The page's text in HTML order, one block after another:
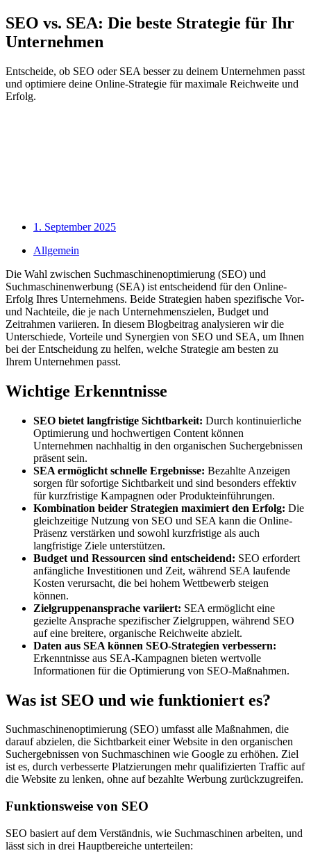
SEO vs. SEA: Die beste Strategie für Ihr
Unternehmen
Entscheide, ob SEO oder SEA besser zu deinem Unternehmen passt
und optimiere deine Online-Strategie für maximale Reichweite und
Erfolg.
1. September 2025
Allgemein
Die Wahl zwischen Suchmaschinenoptimierung (SEO) und
Suchmaschinenwerbung (SEA) ist entscheidend für den Online-
Erfolg Ihres Unternehmens. Beide Strategien haben spezifische Vor-
und Nachteile, die je nach Unternehmenszielen, Budget und
Zeitrahmen variieren. In diesem Blogbeitrag analysieren wir die
Unterschiede, Vorteile und Synergien von SEO und SEA, um Ihnen
bei der Entscheidung zu helfen, welche Strategie am besten zu
Ihrem Unternehmen passt.
Wichtige Erkenntnisse
SEO bietet langfristige Sichtbarkeit: Durch kontinuierliche
Optimierung und hochwertigen Content können
Unternehmen nachhaltig in den organischen Suchergebnissen
präsent sein.
SEA ermöglicht schnelle Ergebnisse: Bezahlte Anzeigen
sorgen für sofortige Sichtbarkeit und sind besonders effektiv
für kurzfristige Kampagnen oder Produkteinführungen.
Kombination beider Strategien maximiert den Erfolg: Die
gleichzeitige Nutzung von SEO und SEA kann die Online-
Präsenz verstärken und sowohl kurzfristige als auch
langfristige Ziele unterstützen.
Budget und Ressourcen sind entscheidend: SEO erfordert
anfängliche Investitionen und Zeit, während SEA laufende
Kosten verursacht, die bei hohem Wettbewerb steigen
können.
Zielgruppenansprache variiert: SEA ermöglicht eine
gezielte Ansprache spezifischer Zielgruppen, während SEO
auf eine breitere, organische Reichweite abzielt.
Daten aus SEA können SEO-Strategien verbessern:
Erkenntnisse aus SEA-Kampagnen bieten wertvolle
Informationen für die Optimierung von SEO-Maßnahmen.
Was ist SEO und wie funktioniert es?
Suchmaschinenoptimierung (SEO) umfasst alle Maßnahmen, die
darauf abzielen, die Sichtbarkeit einer Website in den organischen
Suchergebnissen von Suchmaschinen wie Google zu erhöhen. Ziel
ist es, durch verbesserte Platzierungen mehr qualifizierten Traffic auf
die Website zu lenken, ohne auf bezahlte Werbung zurückzugreifen.
Funktionsweise von SEO
SEO basiert auf dem Verständnis, wie Suchmaschinen arbeiten, und
lässt sich in drei Hauptbereiche unterteilen: